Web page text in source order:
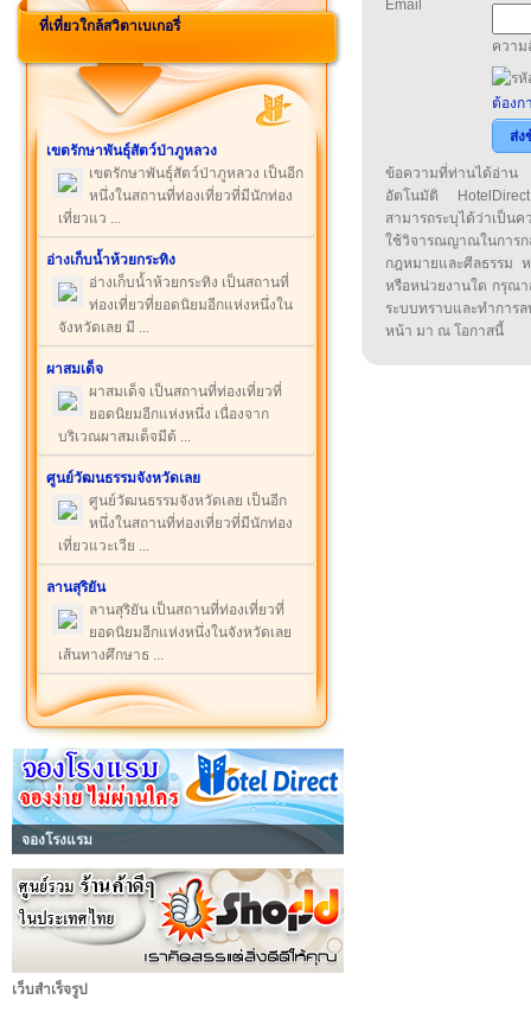
ที่เที่ยวใกล้สวิตาเบเกอรี่
เขตรักษาพันธุ์สัตว์ป่าภูหลวง
เขตรักษาพันธุ์สัตว์ป่าภูหลวง เป็นอีก
หนึ่งในสถานที่ท่องเที่ยวที่มีนักท่อง
เที่ยวแว ...
อ่างเก็บน้ำห้วยกระทิง
อ่างเก็บน้ำห้วยกระทิง เป็นสถานที่
ท่องเที่ยวที่ยอดนิยมอีกแห่งหนึ่งใน
จังหวัดเลย มี ...
ผาสมเด็จ
ผาสมเด็จ เป็นสถานที่ท่องเที่ยวที่
ยอดนิยมอีกแห่งหนึ่ง เนื่องจาก
บริเวณผาสมเด็จมีต้ ...
ศูนย์วัฒนธรรมจังหวัดเลย
ศูนย์วัฒนธรรมจังหวัดเลย เป็นอีก
หนึ่งในสถานที่ท่องเที่ยวที่มีนักท่อง
เที่ยวแวะเวีย ...
ลานสุริยัน
ลานสุริยัน เป็นสถานที่ท่องเที่ยวที่
ยอดนิยมอีกแห่งหนึ่งในจังหวัดเลย
เส้นทางศึกษาธ ...
จองโรงแรม
เว็บสำเร็จรูป
Email
ความ
ต้องก
ส่ง
ข้อความที่ท่านได้อ่าน
อัตโนมัติ
สามารถระบุได้ว่าเป็น
ใช้วิจารณญาณในกา
กฎหมายและศีลธรรม
หรือหน่วยงานใด กรุณา
ระบบทราบและทำกา
หน้า มา ณ โอกาสนี้